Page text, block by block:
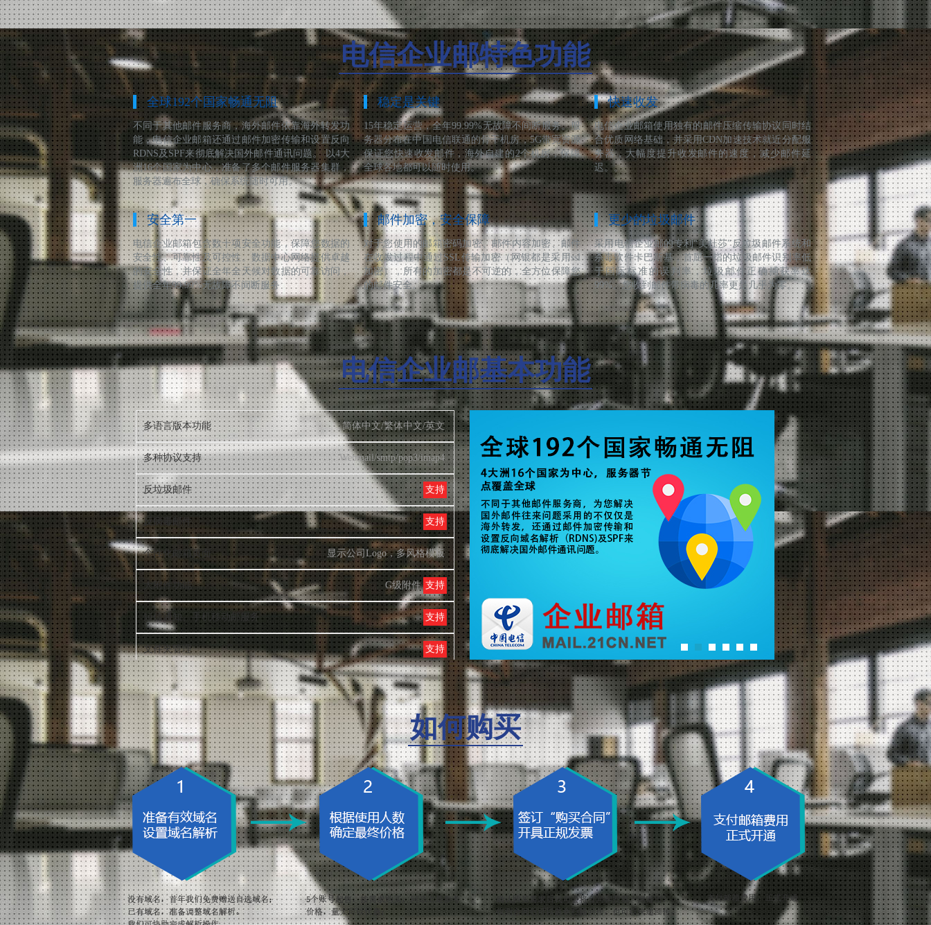
电信企业邮特色功能
全球192个国家畅通无阻
不同于其他邮件服务商，海外邮件依靠海外转发功
能，电信企业邮箱还通过邮件加密传输和设置反向
RDNS及SPF来彻底解决国外邮件通讯问题。 以4大
洲16个国家为中心，准备了多个邮件服务器集群，
服务器遍布全球，确保系统随时可用。
稳定是关键
15年稳定运营，全年99.99%无故障不间断服务。服
务器分布在中国电信联通的骨干机房，5G带宽资源
保证您快速收发邮件，海外自建的2个机房，保障
全球各地都可以随时使用。
快速收发
电信企业邮箱使用独有的邮件压缩传输协议同时结
合优质网络基础，并采用CDN加速技术就近分配服
务器，大幅度提升收发邮件的速度，减少邮件延
迟。。
安全第一
电信企业邮箱包含数十项安全功能，保障您数据的
安全性、可靠性及可控性。数据中心网络提供卓越
的安全性，并保证全年全天候对数据的可靠访问，
提供全年99.99%无故障不间断服务
邮件加密，安全保障
对于您使用的邮箱密码加密、邮件内容加密、邮件
在收发过程中通过SSL传输加密（网银都是采用ssl
加密），所有的加密都是不可逆的，全方位保障您
的邮件安全。
更少的垃圾邮件
采用电信企业邮的专利“美杜莎”反垃圾邮件系统和
杀毒软件卡巴斯基，首屈一指的垃圾邮件识别率低
于国际标准的误判率，垃圾邮件正确捕获率达
99%。您收到邮件带病毒的几率更是几乎为零。
电信企业邮基本功能
多语言版本功能 简体中文/繁体中文/英文
多种协议支持 Webmail/smtp/pop3/imap4
反垃圾邮件 支持
反病毒邮件 支持
个性化邮箱页面 显示公司Logo，多风格模板
大附件功能 支持
G级附件
短信通知、手机移动邮服务 支持
文件夹管理 支持
自动回复/转发 支持
黑白名单 支持
HTML邮件编辑 支持
邮件信息搜索/排序 支持
多种邮件状态提示 支持
邮件拒收/举报 支持
邮件打印 支持
邮件预览功能 支持
如何购买